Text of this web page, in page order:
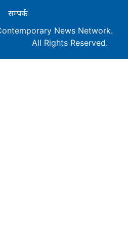
सम्पर्क
News Network.
All Rights Reserved.